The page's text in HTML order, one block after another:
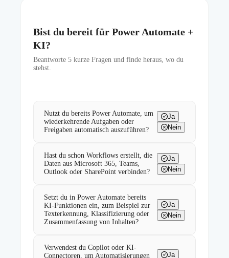
Bist du bereit für Power Automate +
KI?
Beantworte 5 kurze Fragen und finde heraus, wo du
stehst.
Nutzt du bereits Power Automate, um
wiederkehrende Aufgaben oder
Freigaben automatisch auszuführen?
Ja
Nein
Hast du schon Workflows erstellt, die
Daten aus Microsoft 365, Teams,
Outlook oder SharePoint verbinden?
Ja
Nein
Setzt du in Power Automate bereits
KI-Funktionen ein, zum Beispiel zur
Texterkennung, Klassifizierung oder
Zusammenfassung von Inhalten?
Ja
Nein
Verwendest du Copilot oder KI-
Connectoren, um Automatisierungen
Ja